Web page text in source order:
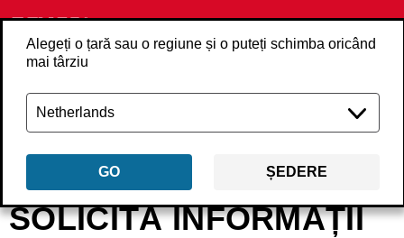
Alegeți o țară sau o regiune și o puteți schimba oricând
mai târziu
GO ȘEDERE
Înapoi solicita-informatii
SOLICITĂ INFORMAȚII